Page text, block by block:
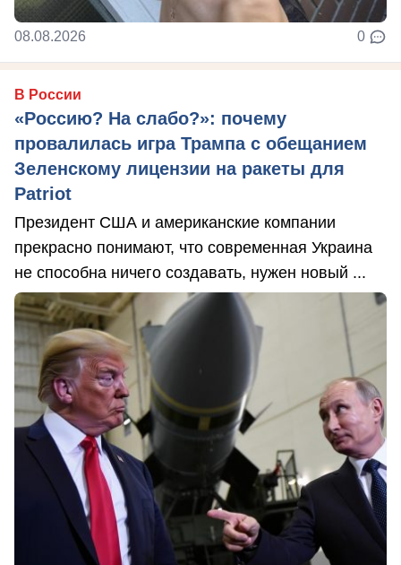
08.08.2026 0
В России
«Россию? На слабо?»: почему
провалилась игра Трампа с обещанием
Зеленскому лицензии на ракеты для
Patriot
Президент США и американские компании
прекрасно понимают, что современная Украина
не способна ничего создавать, нужен новый ...